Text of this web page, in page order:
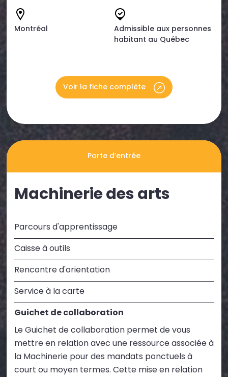
Montréal
Admissible aux personnes
habitant au Québec
Voir la fiche complète
Porte d’entrée
Machinerie des arts
Parcours d'apprentissage
Caisse à outils
Rencontre d'orientation
Service à la carte
Guichet de collaboration
Le Guichet de collaboration permet de vous
mettre en relation avec une ressource associée à
la Machinerie pour des mandats ponctuels à
court ou moyen termes. Cette mise en relation